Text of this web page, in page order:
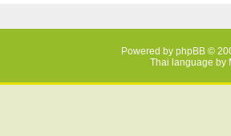
Powered by phpBB ©
Thai language by